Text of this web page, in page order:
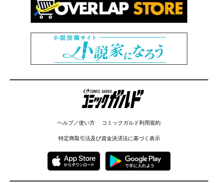
コミックガルド
ヘルプ／使い方 コミックガルド利用規約
特定商取引法及び資金決済法に基づく表示